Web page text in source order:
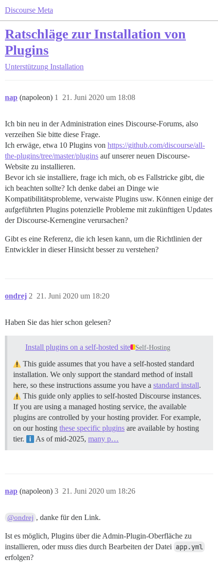
Discourse Meta
Ratschläge zur Installation von
Plugins
Unterstützung Installation
nap (napoleon) 21. Juni 2020 um 18:08
1
Ich bin neu in der Administration eines Discourse-Forums, also
verzeihen Sie bitte diese Frage.
Ich erwäge, etwa 10 Plugins von https://github.com/discourse/all-
the-plugins/tree/master/plugins auf unserer neuen Discourse-
Website zu installieren.
Bevor ich sie installiere, frage ich mich, ob es Fallstricke gibt, die
ich beachten sollte? Ich denke dabei an Dinge wie
Kompatibilitätsprobleme, verwaiste Plugins usw. Können einige der
aufgeführten Plugins potenzielle Probleme mit zukünftigen Updates
der Discourse-Kernengine verursachen?
Gibt es eine Referenz, die ich lesen kann, um die Richtlinien der
Entwickler in dieser Hinsicht besser zu verstehen?
ondrej 21. Juni 2020 um 18:20
2
Haben Sie das hier schon gelesen?
Install plugins on a self-hosted site Self-Hosting
This guide assumes that you have a self-hosted standard
installation. We only support the standard method of install
here, so these instructions assume you have a standard install.
This guide only applies to self-hosted Discourse instances.
If you are using a managed hosting service, the available
plugins are controlled by your hosting provider. For example,
on our hosting these specific plugins are available by hosting
tier.
As of mid-2025, many p…
nap (napoleon) 21. Juni 2020 um 18:26
3
@ondrej , danke für den Link.
Ist es möglich, Plugins über die Admin-Plugin-Oberfläche zu
installieren, oder muss dies durch Bearbeiten der Datei app.yml
erfolgen?